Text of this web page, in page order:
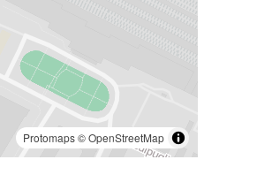
Protomaps©OpenStreetMap